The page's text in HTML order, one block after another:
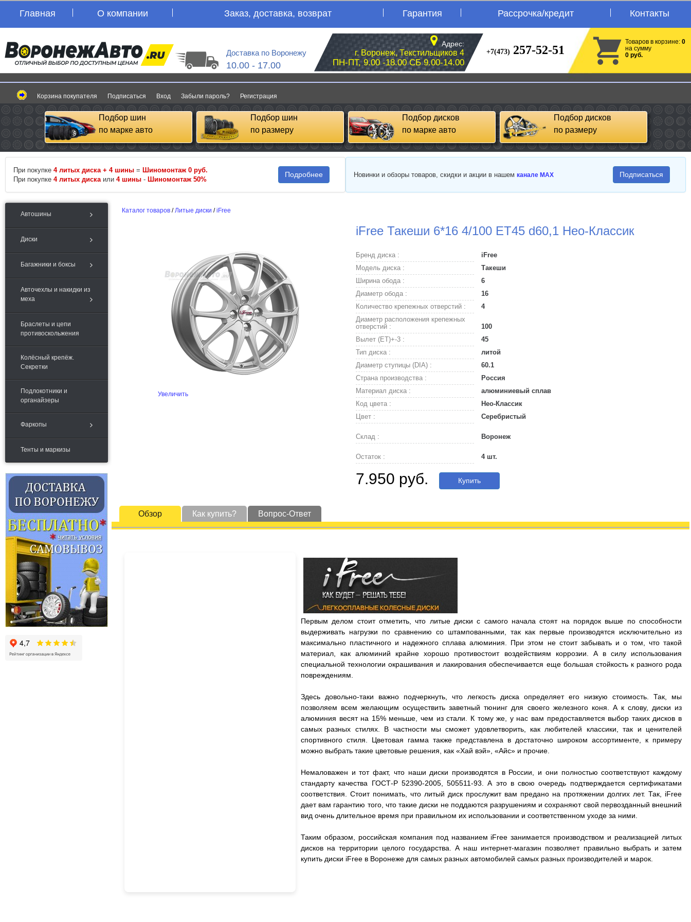
Главная О компании Заказ, доставка, возврат Гарантия Рассрочка/кредит Контакты
Доставка по Воронежу
10.00 - 17.00
Адрес:
г. Воронеж, Текстильщиков 4
ПН-ПТ, 9.00 -18.00 СБ 9.00-14.00
+7(473) 257-52-51
Товаров в корзине: 0
на сумму
0 руб.
Корзина покупателя Подписаться Вход Забыли пароль? Регистрация
Подбор шин
по марке авто
Подбор шин
по размеру
Подбор дисков
по марке авто
Подбор дисков
по размеру
При покупке 4 литых диска + 4 шины = Шиномонтаж 0 руб.
При покупке 4 литых диска или 4 шины - Шиномонтаж 50%
Подробнее Новинки и обзоры товаров, скидки и акции в нашем канале MAX Подписаться
Автошины
Диски
Багажники и боксы
Авточехлы и накидки из
меха
Браслеты и цепи
противоскольжения
Колёсный крепёж.
Секретки
Подлокотники и
органайзеры
Фаркопы
Тенты и маркизы
Каталог товаров /Литые диски /iFree
iFree Такеши 6*16 4/100 ET45 d60,1 Нео-Классик
Увеличить
Бренд диска :
iFree
Модель диска :
Такеши
Ширина обода :
6
Диаметр обода :
16
Количество крепежных отверстий :
4
Диаметр расположения крепежных
отверстий :
100
Вылет (ET)+-3 :
45
Тип диска :
литой
Диаметр ступицы (DIA) :
60.1
Страна производства :
Россия
Материал диска :
алюминиевый сплав
Код цвета :
Нео-Классик
Цвет :
Серебристый
Склад : Воронеж
Остаток : 4 шт.
7.950 руб. Купить
Обзор Как купить? Вопрос-Ответ
Первым делом стоит отметить, что литые диски с самого начала стоят на порядок выше по способности
выдерживать нагрузки по сравнению со штампованными, так как первые производятся исключительно из
максимально пластичного и надежного сплава алюминия. При этом не стоит забывать и о том, что такой
материал, как алюминий крайне хорошо противостоит воздействиям коррозии. А в силу использования
специальной технологии окрашивания и лакирования обеспечивается еще большая стойкость к разного рода
повреждениям.
Здесь довольно-таки важно подчеркнуть, что легкость диска определяет его низкую стоимость. Так, мы
позволяем всем желающим осуществить заветный тюнинг для своего железного коня. А к слову, диски из
алюминия весят на 15% меньше, чем из стали. К тому же, у нас вам предоставляется выбор таких дисков в
самых разных стилях. В частности мы сможет удовлетворить, как любителей классики, так и ценителей
спортивного стиля. Цветовая гамма также представлена в достаточно широком ассортименте, к примеру
можно выбрать такие цветовые решения, как «Хай вэй», «Айс» и прочие.
Немаловажен и тот факт, что наши диски производятся в России, и они полностью соответствуют каждому
стандарту качества ГОСТ-Р 52390-2005, 505511-93. А это в свою очередь подтверждается сертификатами
соответствия. Стоит понимать, что литый диск прослужит вам предано на протяжении долгих лет. Так, iFree
дает вам гарантию того, что такие диски не поддаются разрушениям и сохраняют свой первозданный внешний
вид очень длительное время при правильном их использовании и соответственном уходе за ними.
Таким образом, российская компания под названием iFree занимается производством и реализацией литых
дисков на территории целого государства. А наш интернет-магазин позволяет правильно выбрать и затем
купить диски iFree в Воронеже для самых разных автомобилей самых разных производителей и марок.